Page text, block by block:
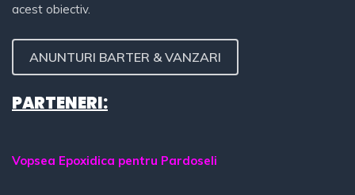
acest obiectiv.
ANUNTURI BARTER & VANZARI
PARTENERI:
Vopsea Epoxidica pentru Pardoseli